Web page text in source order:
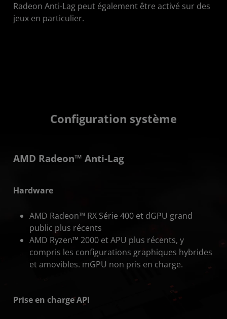
Radeon Anti-Lag peut également être activé sur des
jeux en particulier.
Configuration système
AMD Radeon™️ Anti-Lag
Hardware
AMD Radeon™ RX Série 400 et dGPU grand
public plus récents
AMD Ryzen™ 2000 et APU plus récents, y
compris les configurations graphiques hybrides
et amovibles. mGPU non pris en charge.
Prise en charge API